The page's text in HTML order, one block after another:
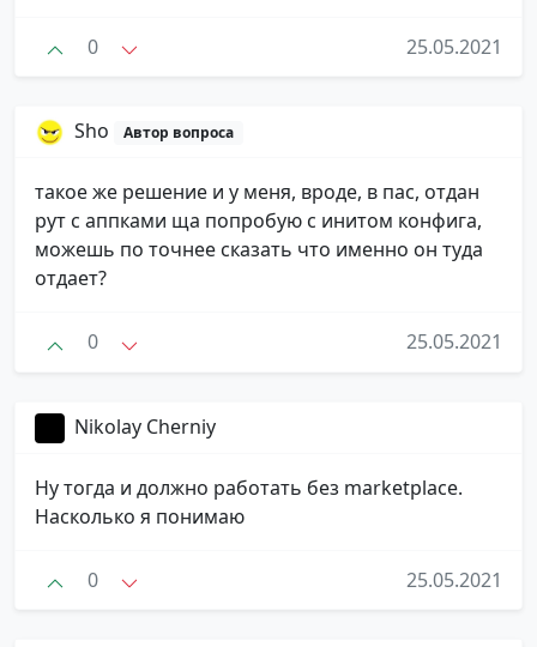
0 25.05.2021
Sho Автор вопроса
такое же решение и у меня, вроде, в пас, отдан
рут с аппками ща попробую с инитом конфига,
можешь по точнее сказать что именно он туда
отдает?
0 25.05.2021
Nikolay Cherniy
Ну тогда и должно работать без marketplace.
Насколько я понимаю
0 25.05.2021